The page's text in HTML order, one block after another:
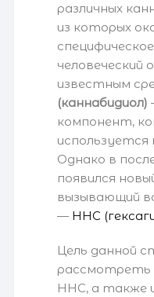
различных
из которых
человеческий
известным
(каннабидиол)
компонент,
используется
Однако в
появился
вызывающий
— HHC
Цель данной
рассмотреть
HHC, а также